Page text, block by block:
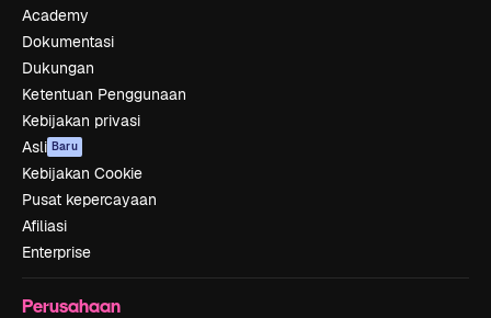
Academy
Dokumentasi
Dukungan
Ketentuan Penggunaan
Kebijakan privasi
Asli Baru
Kebijakan Cookie
Pusat kepercayaan
Afiliasi
Enterprise
Perusahaan